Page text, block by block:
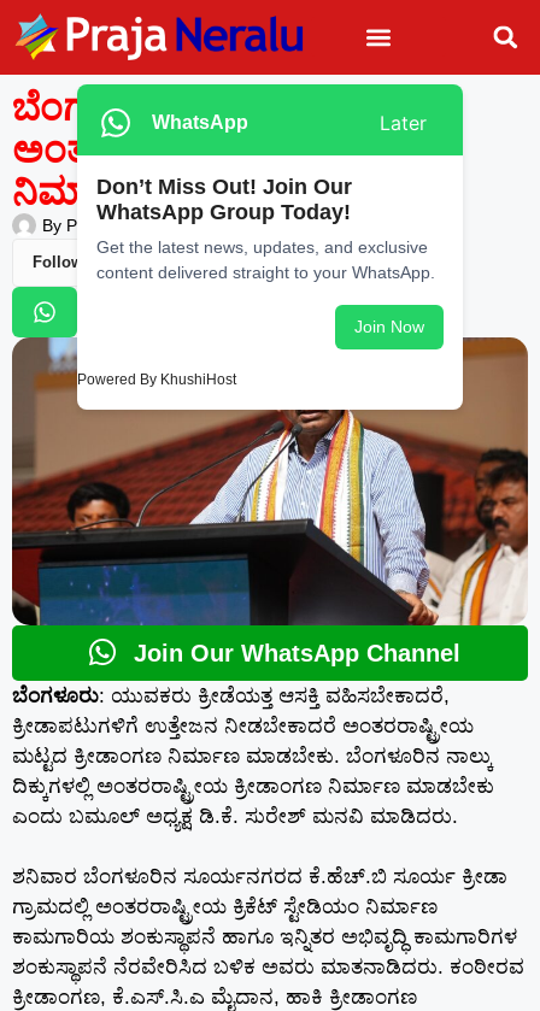
ಬೆಂಗಳೂರಿನ ನಾಲ್ಕು ದಿಕ್ಕುಗಳಲ್ಲಿ
ಅಂತರರಾಷ್ಟ್ರೀಯ ಕ್ರೀಡಾಂಗಣ
ನಿರ್ಮಾಣ: ಡಿ.ಕೆ. ಸುರೇಶ್
By Praja Neralu — May 24, 2026 - 11:05 PM
Follow Us
Join Our WhatsApp Channel
ಬೆಂಗಳೂರು: ಯುವಕರು ಕ್ರೀಡೆಯತ್ತ ಆಸಕ್ತಿ ವಹಿಸಬೇಕಾದರೆ,
ಕ್ರೀಡಾಪಟುಗಳಿಗೆ ಉತ್ತೇಜನ ನೀಡಬೇಕಾದರೆ ಅಂತರರಾಷ್ಟ್ರೀಯ
ಮಟ್ಟದ ಕ್ರೀಡಾಂಗಣ ನಿರ್ಮಾಣ ಮಾಡಬೇಕು. ಬೆಂಗಳೂರಿನ ನಾಲ್ಕು
ದಿಕ್ಕುಗಳಲ್ಲಿ ಅಂತರರಾಷ್ಟ್ರೀಯ ಕ್ರೀಡಾಂಗಣ ನಿರ್ಮಾಣ ಮಾಡಬೇಕು
ಎಂದು ಬಮೂಲ್ ಅಧ್ಯಕ್ಷ ಡಿ.ಕೆ. ಸುರೇಶ್ ಮನವಿ ಮಾಡಿದರು.
ಶನಿವಾರ ಬೆಂಗಳೂರಿನ ಸೂರ್ಯನಗರದ ಕೆ.ಹೆಚ್.ಬಿ ಸೂರ್ಯ ಕ್ರೀಡಾ
ಗ್ರಾಮದಲ್ಲಿ ಅಂತರರಾಷ್ಟ್ರೀಯ ಕ್ರಿಕೆಟ್‌ ಸ್ಟೇಡಿಯಂ ನಿರ್ಮಾಣ
ಕಾಮಗಾರಿಯ ಶಂಕುಸ್ಥಾಪನೆ ಹಾಗೂ ಇನ್ನಿತರ ಅಭಿವೃದ್ಧಿ ಕಾಮಗಾರಿಗಳ
ಶಂಕುಸ್ಥಾಪನೆ ನೆರವೇರಿಸಿದ ಬಳಿಕ ಅವರು ಮಾತನಾಡಿದರು. ಕಂಠೀರವ
ಕ್ರೀಡಾಂಗಣ, ಕೆ.ಎಸ್.ಸಿ.ಎ ಮೈದಾನ, ಹಾಕಿ ಕ್ರೀಡಾಂಗಣ
WhatsApp Later
Don’t Miss Out! Join Our
WhatsApp Group Today!
Get the latest news, updates, and exclusive
content delivered straight to your WhatsApp.
Join Now
Powered By KhushiHost